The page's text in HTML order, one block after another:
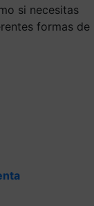
si necesitas
formas de